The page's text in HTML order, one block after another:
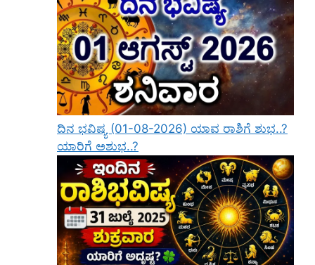
ದಿನ ಭವಿಷ್ಯ (01-08-2026) ಯಾವ ರಾಶಿಗೆ ಶುಭ..?
ಯಾರಿಗೆ ಅಶುಭ..?